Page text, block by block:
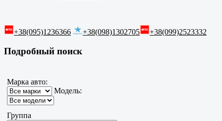
+38(095)1236366 +38(098)1302705 +38(099)2523332
Подробный поиск
Марка авто:
Модель:
Группа